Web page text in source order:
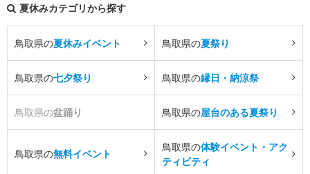
夏休みカテゴリから探す
鳥取県の夏休みイベント 鳥取県の夏祭り
鳥取県の七夕祭り 鳥取県の縁日・納涼祭
鳥取県の盆踊り 鳥取県の屋台のある夏祭り
鳥取県の無料イベント
鳥取県の体験イベント・アク
ティビティ